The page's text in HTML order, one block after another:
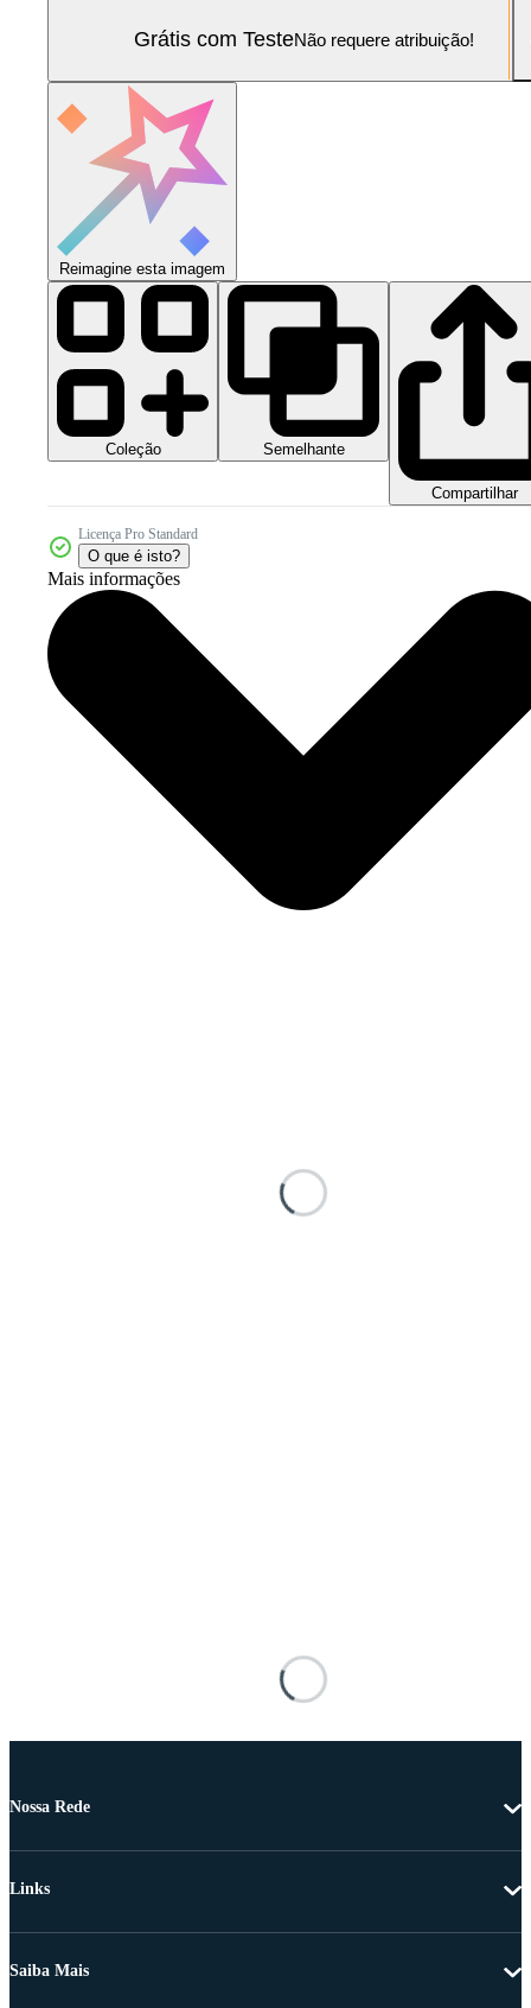
Grátis com TesteNão requere atribuição!
Reimagine esta imagem
Coleção Semelhante
Compartilhar
Licença Pro Standard
O que é isto?
Mais informações
Nossa Rede
Links
Saiba Mais